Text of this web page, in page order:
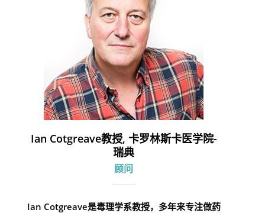
Ian Cotgreave教授, 卡罗林斯卡医学院-
瑞典
顾问
Ian Cotgreave是毒理学系教授，多年来专注做药